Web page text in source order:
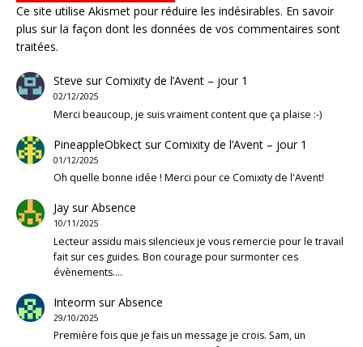
Ce site utilise Akismet pour réduire les indésirables. En savoir
plus sur la façon dont les données de vos commentaires sont
traitées.
Steve surComixity de l’Avent – jour 1
02/12/2025
Merci beaucoup, je suis vraiment content que ça plaise :-)
PineappleObkectsurComixity de l’Avent – jour 1
01/12/2025
Oh quelle bonne idée ! Merci pour ce Comixity de l'Avent!
JaysurAbsence
10/11/2025
Lecteur assidu mais silencieux je vous remercie pour le travail
fait sur ces guides. Bon courage pour surmonter ces
évènements.…
Inteorm surAbsence
29/10/2025
Première fois que je fais un message je crois. Sam, un